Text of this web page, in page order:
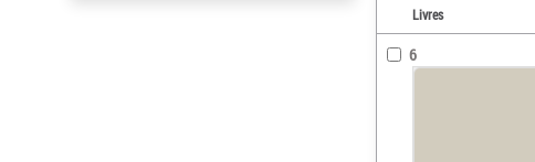
Livres
6